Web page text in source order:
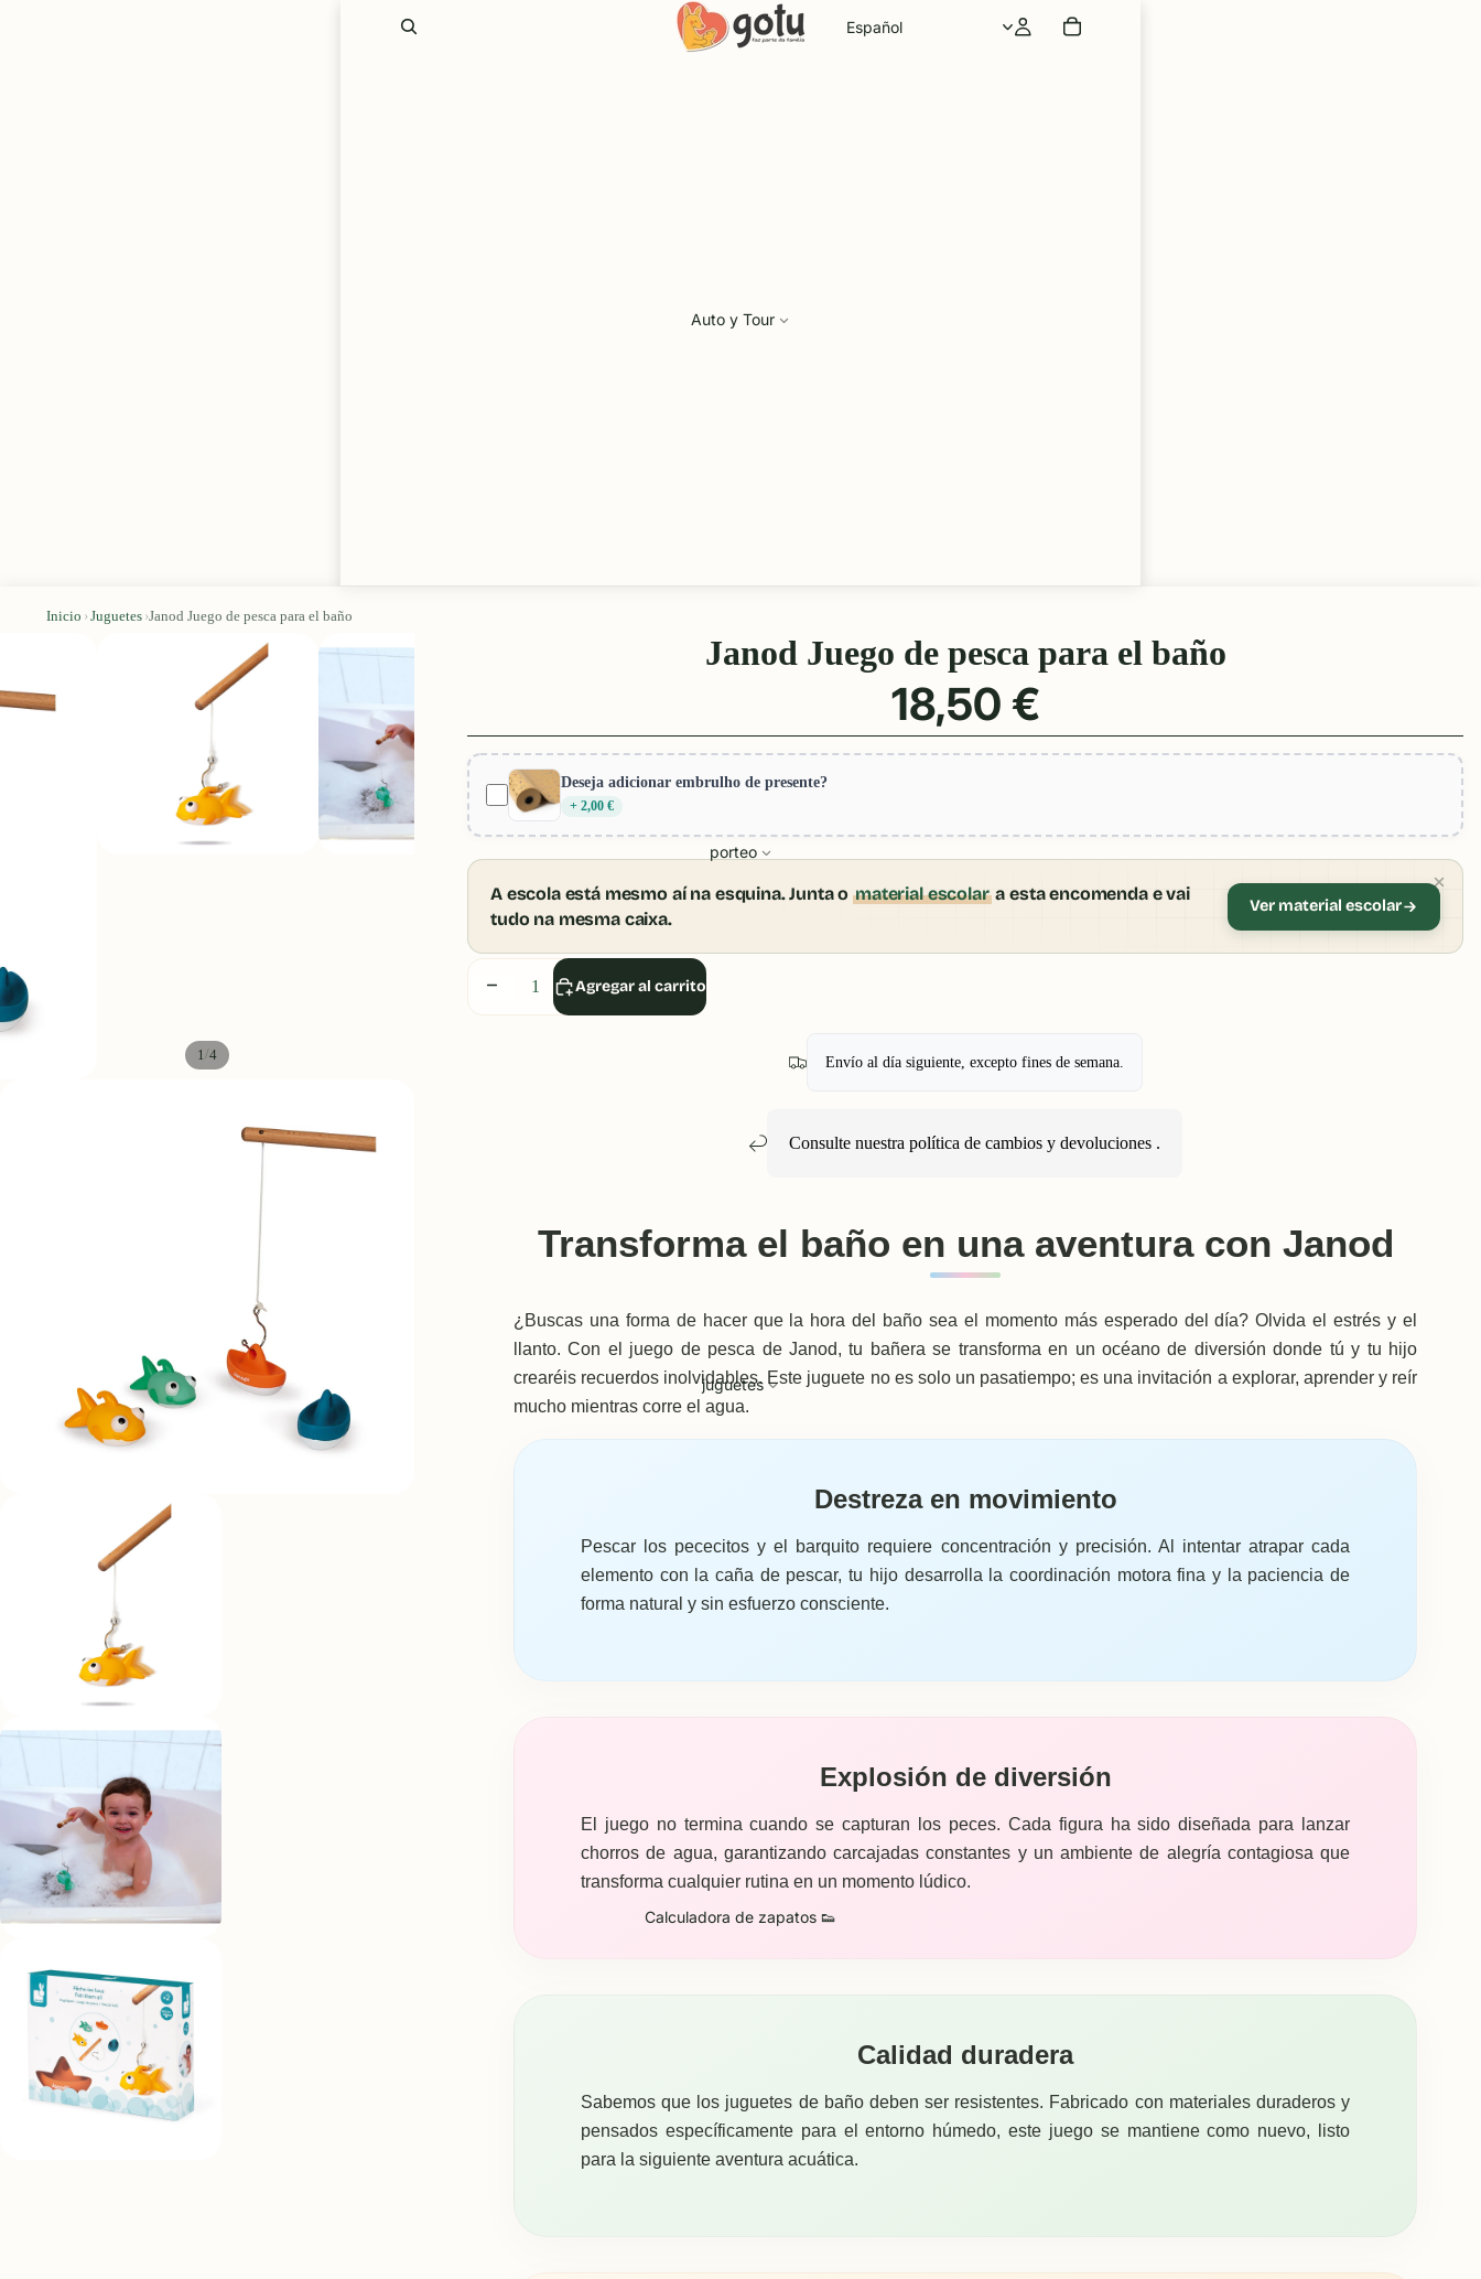
Idioma
Auto y Tour
porteo
juguetes
Calculadora de zapatos 👟
Inicio ›Juguetes ›Janod Juego de pesca para el baño
1/4
Janod Juego de pesca para el baño
18,50 €
Deseja adicionar embrulho de presente?
+ 2,00 €
Disminuir
Aumentar
A escola está mesmo aí na esquina. Junta omaterial escolara esta encomenda e vai
tudo na mesma caixa.
Ver material escolar
Agregar al carrito
Envío al día siguiente, excepto fines de semana.
Consulte nuestra política de cambios y devoluciones.
Transforma el baño en una aventura con Janod
¿Buscas una forma de hacer que la hora del baño sea el momento más esperado del día? Olvida el estrés y el
llanto. Con el juego de pesca de Janod, tu bañera se transforma en un océano de diversión donde tú y tu hijo
crearéis recuerdos inolvidables. Este juguete no es solo un pasatiempo; es una invitación a explorar, aprender y reír
mucho mientras corre el agua.
Destreza en movimiento
Pescar los pececitos y el barquito requiere concentración y precisión. Al intentar atrapar cada
elemento con la caña de pescar, tu hijo desarrolla la coordinación motora fina y la paciencia de
forma natural y sin esfuerzo consciente.
Explosión de diversión
El juego no termina cuando se capturan los peces. Cada figura ha sido diseñada para lanzar
chorros de agua, garantizando carcajadas constantes y un ambiente de alegría contagiosa que
transforma cualquier rutina en un momento lúdico.
Calidad duradera
Sabemos que los juguetes de baño deben ser resistentes. Fabricado con materiales duraderos y
pensados específicamente para el entorno húmedo, este juego se mantiene como nuevo, listo
para la siguiente aventura acuática.